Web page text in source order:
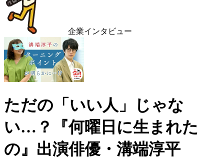
企業インタビュー
ただの「いい人」じゃな
い…？『何曜日に生まれた
の』出演俳優・溝端淳平